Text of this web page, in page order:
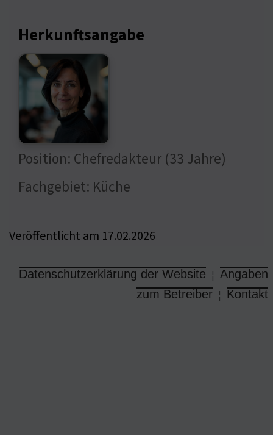
Herkunftsangabe
Position: Chefredakteur (33 Jahre)
Fachgebiet: Küche
Veröffentlicht am 17.02.2026
Datenschutzerklärung der Website ¦ Angaben
zum Betreiber ¦ Kontakt